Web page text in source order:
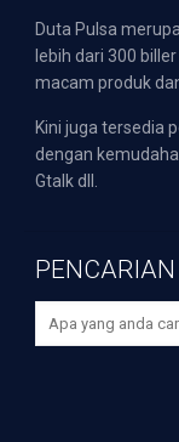
Duta Pulsa
lebih dari 300
macam produk
Kini juga tersedia
dengan
Gtalk dll.
PENCARIAN